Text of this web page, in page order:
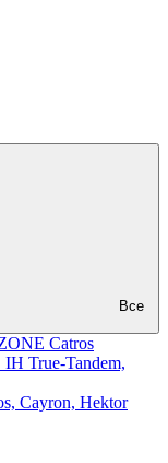
Все
Catros
True-Tandem,
Cayron, Hektor